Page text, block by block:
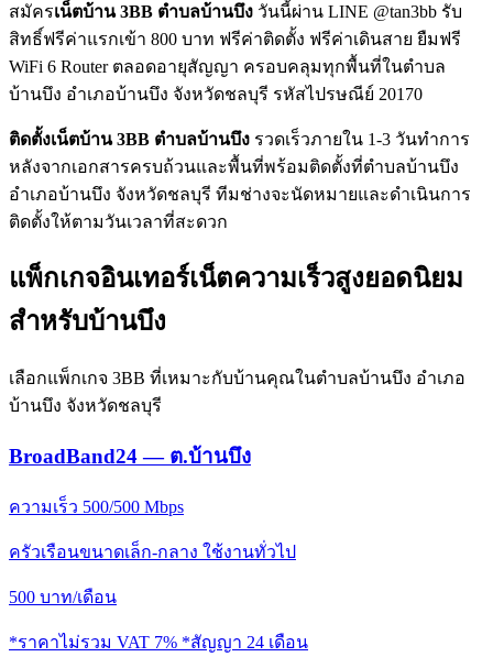
สมัครเน็ตบ้าน 3BB ตำบลบ้านบึง วันนี้ผ่าน LINE @tan3bb รับ
สิทธิ์ฟรีค่าแรกเข้า 800 บาท ฟรีค่าติดตั้ง ฟรีค่าเดินสาย ยืมฟรี
WiFi 6 Router ตลอดอายุสัญญา ครอบคลุมทุกพื้นที่ในตำบล
บ้านบึง อำเภอบ้านบึง จังหวัดชลบุรี รหัสไปรษณีย์ 20170
ติดตั้งเน็ตบ้าน 3BB ตำบลบ้านบึง รวดเร็วภายใน 1-3 วันทำการ
หลังจากเอกสารครบถ้วนและพื้นที่พร้อมติดตั้งที่ตำบลบ้านบึง
อำเภอบ้านบึง จังหวัดชลบุรี ทีมช่างจะนัดหมายและดำเนินการ
ติดตั้งให้ตามวันเวลาที่สะดวก
แพ็กเกจอินเทอร์เน็ตความเร็วสูงยอดนิยม
สำหรับบ้านบึง
เลือกแพ็กเกจ 3BB ที่เหมาะกับบ้านคุณในตำบลบ้านบึง อำเภอ
บ้านบึง จังหวัดชลบุรี
BroadBand24 — ต.บ้านบึง
ความเร็ว 500/500 Mbps
ครัวเรือนขนาดเล็ก-กลาง ใช้งานทั่วไป
500 บาท/เดือน
*ราคาไม่รวม VAT 7% *สัญญา 24 เดือน